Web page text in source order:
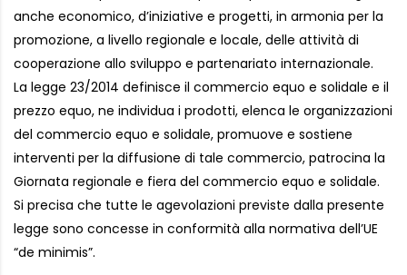
anche economico, d’iniziative e progetti, in armonia per la
promozione, a livello regionale e locale, delle attività di
cooperazione allo sviluppo e partenariato internazionale.
La legge 23/2014 definisce il commercio equo e solidale e il
prezzo equo, ne individua i prodotti, elenca le organizzazioni
del commercio equo e solidale, promuove e sostiene
interventi per la diffusione di tale commercio, patrocina la
Giornata regionale e fiera del commercio equo e solidale.
Si precisa che tutte le agevolazioni previste dalla presente
legge sono concesse in conformità alla normativa dell’UE
“de minimis”.